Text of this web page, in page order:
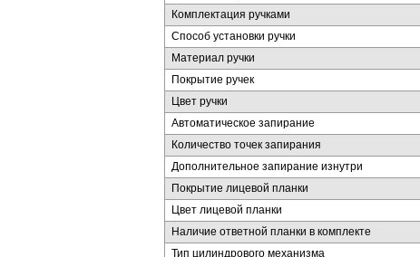
Комплектация ручками
Способ установки ручки
Материал ручки
Покрытие ручек
Цвет ручки
Автоматическое запирание
Количество точек запирания
Дополнительное запирание изнутри
Покрытие лицевой планки
Цвет лицевой планки
Наличие ответной планки в комплекте
Тип цилиндрового механизма